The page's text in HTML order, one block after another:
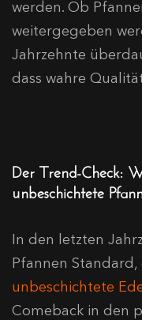
werden. Ob
weitergegeben
Jahrzehnte
dass wahre
Der Trend-Check:
unbeschichtete
In den letzten
Pfannen
unbeschichtete
Comeback in den